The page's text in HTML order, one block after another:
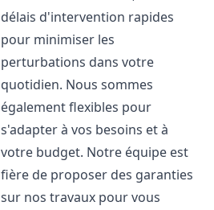
délais d'intervention rapides
pour minimiser les
perturbations dans votre
quotidien. Nous sommes
également flexibles pour
s'adapter à vos besoins et à
votre budget. Notre équipe est
fière de proposer des garanties
sur nos travaux pour vous